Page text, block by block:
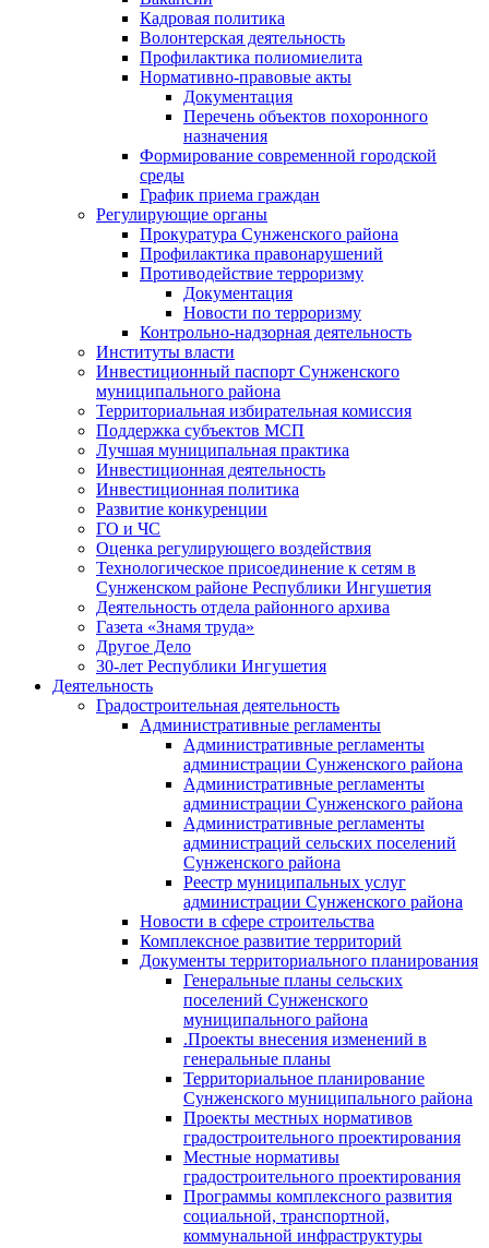
Кадровая политика
Волонтерская деятельность
Профилактика полиомиелита
Нормативно-правовые акты
Документация
Перечень объектов похоронного
назначения
Формирование современной городской
среды
График приема граждан
Регулирующие органы
Прокуратура Сунженского района
Профилактика правонарушений
Противодействие терроризму
Документация
Новости по терроризму
Контрольно-надзорная деятельность
Институты власти
Инвестиционный паспорт Сунженского
муниципального района
Территориальная избирательная комиссия
Поддержка субъектов МСП
Лучшая муниципальная практика
Инвестиционная деятельность
Инвестиционная политика
Развитие конкуренции
ГО и ЧС
Оценка регулирующего воздействия
Технологическое присоединение к сетям в
Сунженском районе Республики Ингушетия
Деятельность отдела районного архива
Газета «Знамя труда»
Другое Дело
30-лет Республики Ингушетия
Деятельность
Градостроительная деятельность
Административные регламенты
Административные регламенты
администрации Сунженского района
Административные регламенты
администрации Сунженского района
Административные регламенты
администраций сельских поселений
Сунженского района
Реестр муниципальных услуг
администрации Сунженского района
Новости в сфере строительства
Комплексное развитие территорий
Документы территориального планирования
Генеральные планы сельских
поселений Сунженского
муниципального района
.Проекты внесения изменений в
генеральные планы
Территориальное планирование
Сунженского муниципального района
Проекты местных нормативов
градостроительного проектирования
Местные нормативы
градостроительного проектирования
Программы комплексного развития
социальной, транспортной,
коммунальной инфраструктуры